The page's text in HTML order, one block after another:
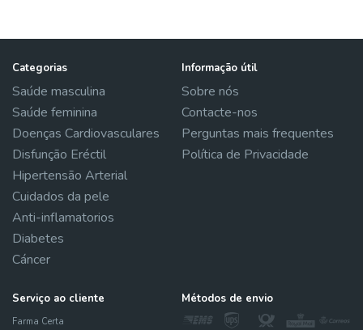
Categorias
Saúde masculina
Saúde feminina
Doenças Cardiovasculares
Disfunção Eréctil
Hipertensão Arterial
Cuidados da pele
Anti-inflamatorios
Diabetes
Cáncer
Informação útil
Sobre nós
Contacte-nos
Perguntas mais frequentes
Política de Privacidade
Serviço ao cliente
Farma Certa
Métodos de envio